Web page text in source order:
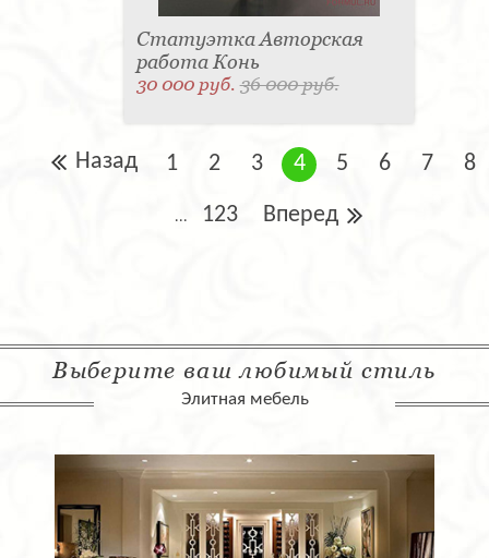
Статуэтка Авторская
работа Конь
30 000 руб.36 000 руб.
Назад 1 2 3 4 5 6 7 8
... 123 Вперед
Выберите ваш любимый стиль
Элитная мебель